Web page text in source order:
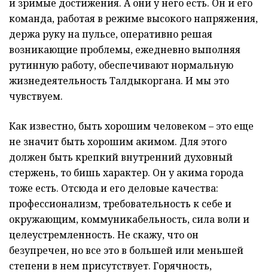
и зримые достижения. А они у него есть. Он и его
команда, работая в режиме высокого напряжения,
держа руку на пульсе, оперативно решая
возникающие проблемы, ежедневно выполняя
рутинную работу, обеспечивают нормальную
жизнедеятельность Талдыкоргана. И мы это
чувствуем.
Как известно, быть хорошим человеком – это еще
не значит быть хорошим акимом. Для этого
должен быть крепкий внутренний духовный
стержень, то бишь характер. Он у акима города
тоже есть. Отсюда и его деловые качества:
профессионализм, требовательность к себе и
окружающим, коммуникабельность, сила воли и
целеустремленность. Не скажу, что он
безупречен, но все это в большей или меньшей
степени в нем присутствует. Горячность,